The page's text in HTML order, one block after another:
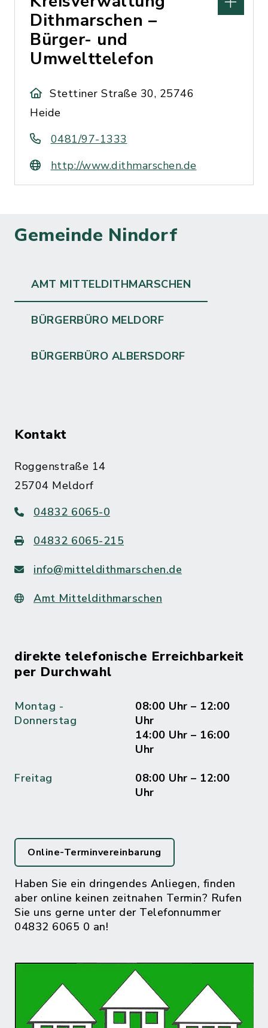
Dithmarschen –
Bürger- und
Umwelttelefon
Stettiner Straße 30, 25746
Heide
0481/97-1333
http://www.dithmarschen.de
Gemeinde Nindorf
AMT MITTELDITHMARSCHEN
BÜRGERBÜRO MELDORF
BÜRGERBÜRO ALBERSDORF
Kontakt
Roggenstraße 14
25704 Meldorf
04832 6065-0
04832 6065-215
info@mitteldithmarschen.de
Amt Mitteldithmarschen
direkte telefonische Erreichbarkeit
per Durchwahl
Montag -
Donnerstag
08:00 Uhr – 12:00
Uhr
14:00 Uhr – 16:00
Uhr
Freitag
08:00 Uhr – 12:00
Uhr
Online-Terminvereinbarung
Haben Sie ein dringendes Anliegen, finden
aber online keinen zeitnahen Termin? Rufen
Sie uns gerne unter der Telefonnummer
04832 6065 0 an!